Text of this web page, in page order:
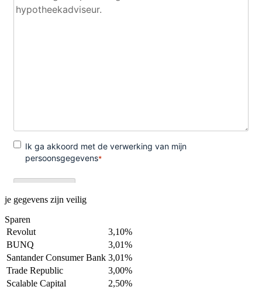
je gegevens zijn veilig
Sparen
Revolut
3,10%
BUNQ
3,01%
Santander Consumer Bank 3,01%
Trade Republic
3,00%
Scalable Capital
2,50%